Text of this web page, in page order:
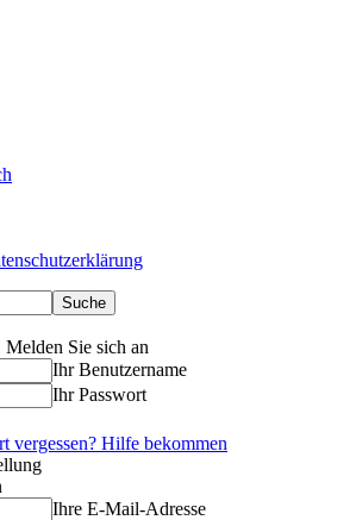
Sie sich an
Ihr Benutzername
Ihr Passwort
vergessen? Hilfe bekommen
Ihre E-Mail-Adresse